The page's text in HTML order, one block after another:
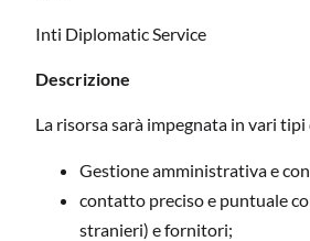
Inti Diplomatic Service
Descrizione
La risorsa sarà impegnata in vari
Gestione amministrativa e
contatto preciso e puntuale
stranieri) e fornitori;